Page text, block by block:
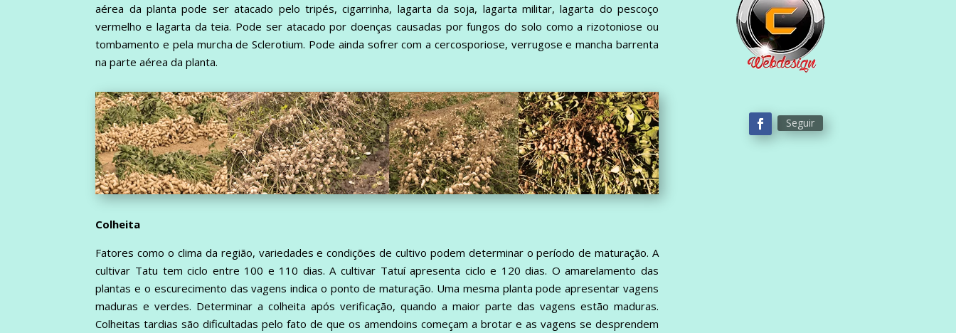
aérea da planta pode ser atacado pelo tripés, cigarrinha, lagarta da soja, lagarta militar, lagarta do pescoço
vermelho e lagarta da teia. Pode ser atacado por doenças causadas por fungos do solo como a rizotoniose ou
tombamento e pela murcha de Sclerotium. Pode ainda sofrer com a cercosporiose, verrugose e mancha barrenta
na parte aérea da planta.
Colheita
Fatores como o clima da região, variedades e condições de cultivo podem determinar o período de maturação. A
cultivar Tatu tem ciclo entre 100 e 110 dias. A cultivar Tatuí apresenta ciclo e 120 dias. O amarelamento das
plantas e o escurecimento das vagens indica o ponto de maturação. Uma mesma planta pode apresentar vagens
maduras e verdes. Determinar a colheita após verificação, quando a maior parte das vagens estão maduras.
Colheitas tardias são dificultadas pelo fato de que os amendoins começam a brotar e as vagens se desprendem
Seguir